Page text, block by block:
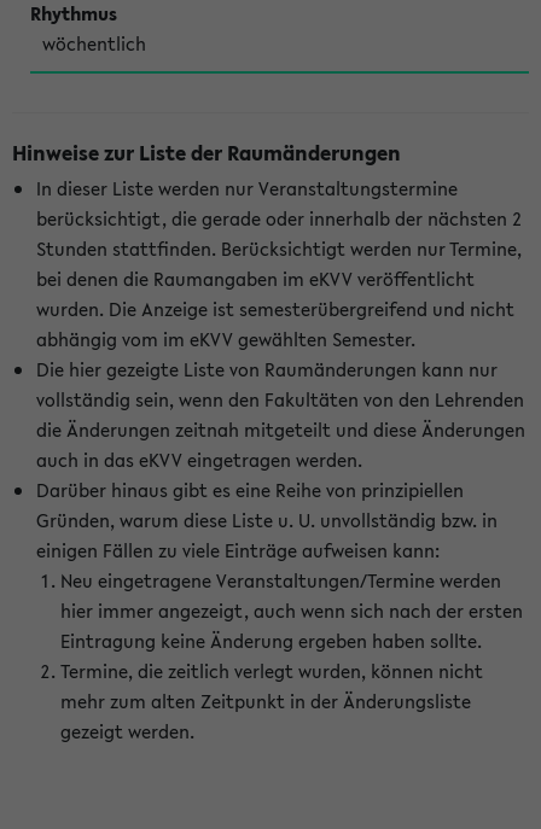
wöchentlich
Hinweise zur Liste der Raumänderungen
In dieser Liste werden nur Veranstaltungstermine
berücksichtigt, die gerade oder innerhalb der nächsten 2
Stunden stattfinden. Berücksichtigt werden nur Termine,
bei denen die Raumangaben im eKVV veröffentlicht
wurden. Die Anzeige ist semesterübergreifend und nicht
abhängig vom im eKVV gewählten Semester.
Die hier gezeigte Liste von Raumänderungen kann nur
vollständig sein, wenn den Fakultäten von den Lehrenden
die Änderungen zeitnah mitgeteilt und diese Änderungen
auch in das eKVV eingetragen werden.
Darüber hinaus gibt es eine Reihe von prinzipiellen
Gründen, warum diese Liste u. U. unvollständig bzw. in
einigen Fällen zu viele Einträge aufweisen kann:
Neu eingetragene Veranstaltungen/Termine werden
hier immer angezeigt, auch wenn sich nach der ersten
Eintragung keine Änderung ergeben haben sollte.
Termine, die zeitlich verlegt wurden, können nicht
mehr zum alten Zeitpunkt in der Änderungsliste
gezeigt werden.